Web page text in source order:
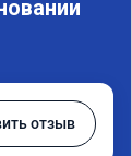
отзыв